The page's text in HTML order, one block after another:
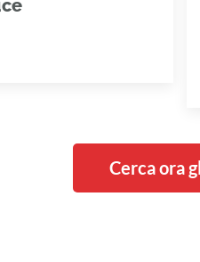
Cerca ora